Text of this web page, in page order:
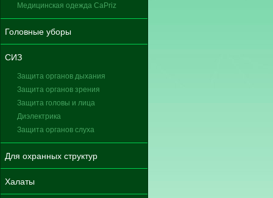
Медицинская одежда CaPriz
Головные уборы
СИЗ
Защита органов дыхания
Защита органов зрения
Защита головы и лица
Диэлектрика
Защита органов слуха
Для охранных структур
Халаты